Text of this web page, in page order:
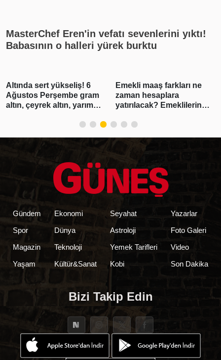
rakamları, canlı takip
MasterChef Eren'in vefatı sevenlerini yıktı!
Babasının o halleri yürek burktu
Altında sert yükseliş! 6
Ağustos Perşembe gram
altın, çeyrek altın, yarım
Emekli maaş farkları ne
zaman hesaplara
yatırılacak? Emeklilerin
Tarih belli oldu
Gündem
Spor
Magazin
Yaşam
Ekonomi
Dünya
Teknoloji
Kültür&Sanat
Seyahat
Astroloji
Yemek Tarifleri
Kobi
Yazarlar
Foto Galeri
Video
Son Dakika
Bizi Takip Edin